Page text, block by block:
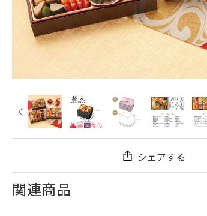
シェアする
関連商品